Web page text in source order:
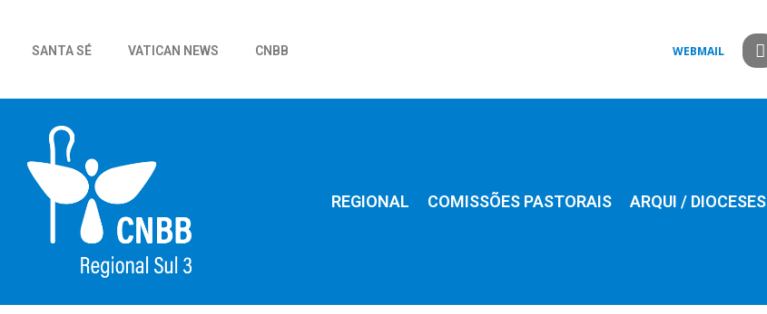
SANTA SÉ VATICAN NEWS CNBB WEBMAIL
REGIONAL COMISSÕES PASTORAIS ARQUI / DIOCESES